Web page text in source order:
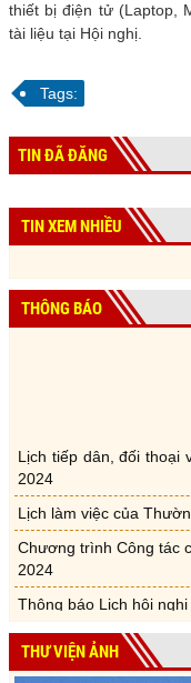
Tổ chức cán bộ
Kiểm tra - Giám sát
Dân vận
Nội chính và Phòng
Văn phòng cấp ủy
QUỐC PHÒNG - AN
thiết bị điện tử (Laptop,
tài liệu tại Hội nghị.
Tags:
TIN ĐÃ ĐĂNG
TIN XEM NHIỀU
THÔNG BÁO
2024
Lịch làm việc của
Chương trình Công tác
2024
Thông báo Lịch hội
Lịch tiếp dân, đối thoại
2024
THƯ VIỆN ẢNH